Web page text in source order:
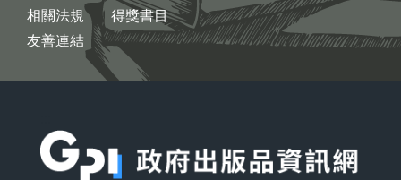
相關法規
友善連結
得獎書目